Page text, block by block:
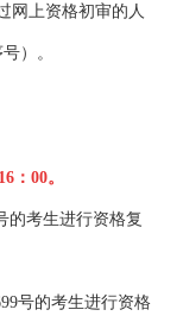
网上资格初审的人
号）。
：00。
的考生进行资格复
号的考生进行资格